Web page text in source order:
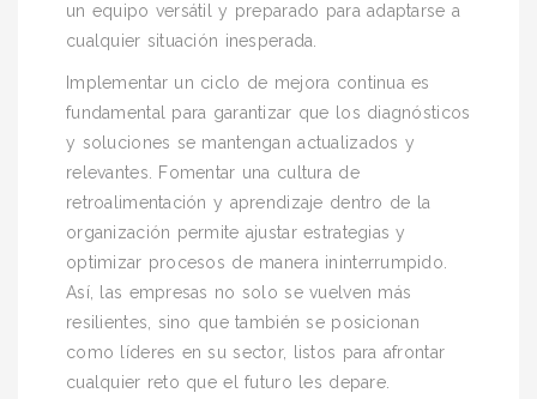
un equipo versátil y preparado para adaptarse a
cualquier situación inesperada.
Implementar un ciclo de mejora continua es
fundamental para garantizar que los diagnósticos
y soluciones se mantengan actualizados y
relevantes. Fomentar una cultura de
retroalimentación y aprendizaje dentro de la
organización permite ajustar estrategias y
optimizar procesos de manera ininterrumpido.
Así, las empresas no solo se vuelven más
resilientes, sino que también se posicionan
como líderes en su sector, listos para afrontar
cualquier reto que el futuro les depare.